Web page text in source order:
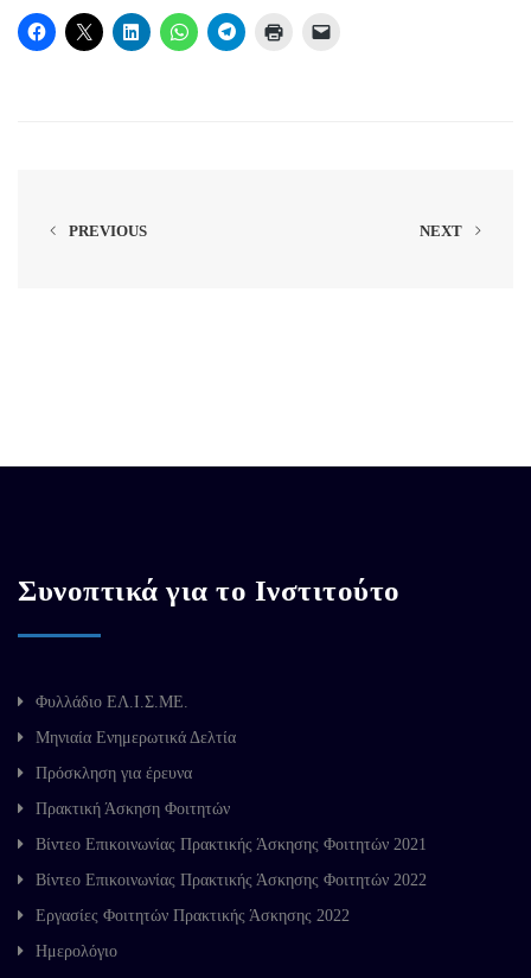
PREVIOUS NEXT
Συνοπτικά για το Ινστιτούτο
Φυλλάδιο ΕΛ.Ι.Σ.ΜΕ.
Μηνιαία Ενημερωτικά Δελτία
Πρόσκληση για έρευνα
Πρακτική Άσκηση Φοιτητών
Βίντεο Επικοινωνίας Πρακτικής Άσκησης Φοιτητών 2021
Βίντεο Επικοινωνίας Πρακτικής Άσκησης Φοιτητών 2022
Εργασίες Φοιτητών Πρακτικής Άσκησης 2022
Ημερολόγιο